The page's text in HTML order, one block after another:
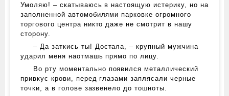
Умоляю! – скатываюсь в настоящую истерику, но на
заполненной автомобилями парковке огромного
торгового центра никто даже не смотрит в нашу
сторону.
– Да заткись ты! Достала, – крупный мужчина
ударил меня наотмашь прямо по лицу.
Во рту моментально появился металлический
привкус крови, перед глазами заплясали черные
точки, а в голове зазвенело до тошноты.